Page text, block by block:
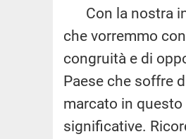
Con la nostra
che vorremmo
congruità e di
Paese che soffre
marcato in questo
significative.